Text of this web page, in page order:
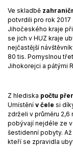
Ve skladbě
potvrdili pro rok 2017
Jihočeského kraje
se jich v HUZ kraje
nejčastější
80 tis. Pomyslnou
Jihokorejci a pátými
Z hlediska počtu
Umístění v čele si
zdrželi v průměru
pobývají nejdéle ze
šestidenní pobyty.
kteří se zpravidla